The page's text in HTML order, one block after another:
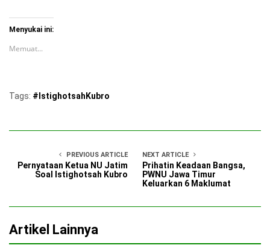
Menyukai ini:
Memuat...
Tags: #IstighotsahKubro
PREVIOUS ARTICLE
Pernyataan Ketua NU Jatim
Soal Istighotsah Kubro
NEXT ARTICLE
Prihatin Keadaan Bangsa,
PWNU Jawa Timur
Keluarkan 6 Maklumat
Artikel Lainnya